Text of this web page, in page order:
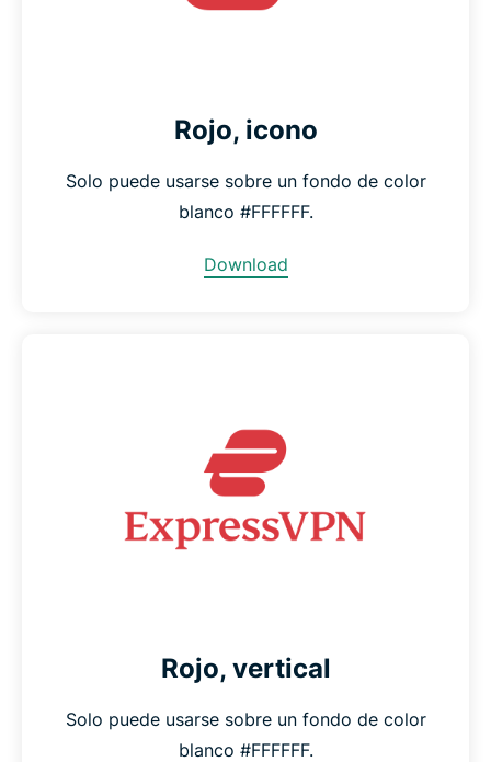
Rojo, icono
Solo puede usarse sobre un fondo de color
blanco #FFFFFF.
Download
Rojo, vertical
Solo puede usarse sobre un fondo de color
blanco #FFFFFF.